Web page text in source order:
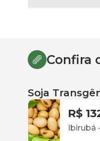
Confira
Soja
R$
Ibirubá -